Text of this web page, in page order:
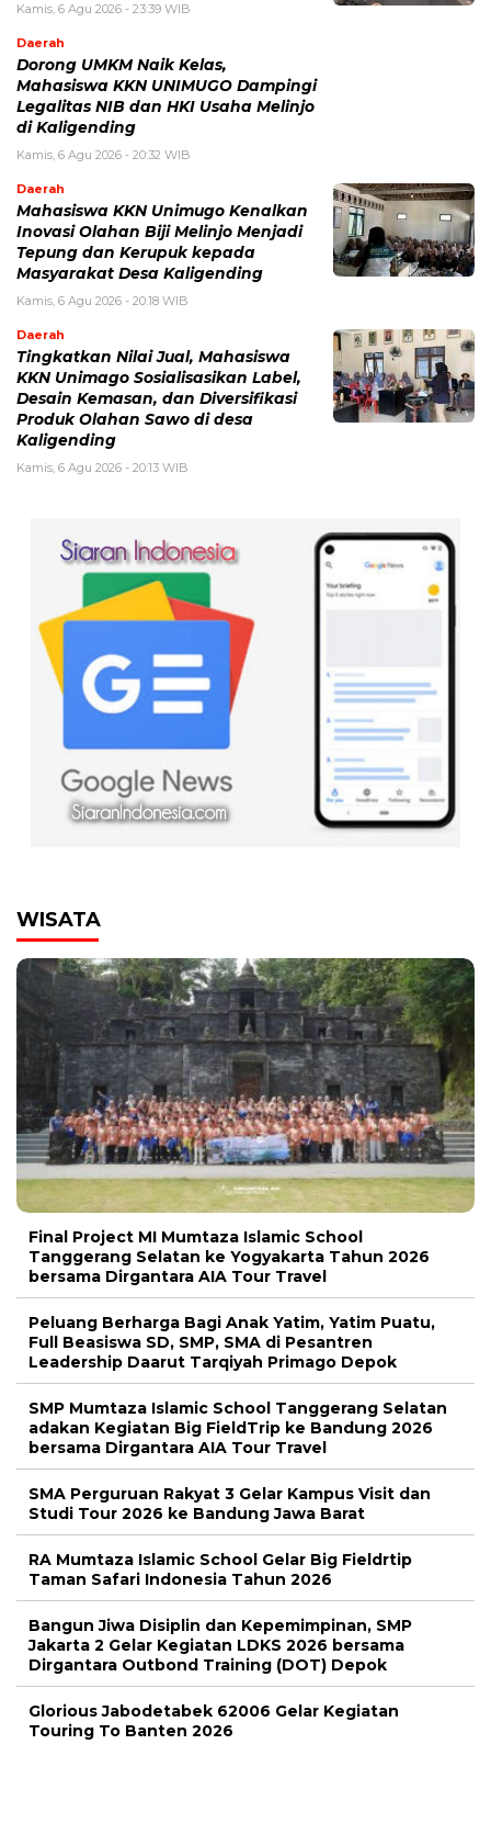
Kamis, 6 Agu 2026 - 23:39 WIB
Daerah
Dorong UMKM Naik Kelas,
Mahasiswa KKN UNIMUGO Dampingi
Legalitas NIB dan HKI Usaha Melinjo
di Kaligending
Kamis, 6 Agu 2026 - 20:32 WIB
Daerah
Mahasiswa KKN Unimugo Kenalkan
Inovasi Olahan Biji Melinjo Menjadi
Tepung dan Kerupuk kepada
Masyarakat Desa Kaligending
Kamis, 6 Agu 2026 - 20:18 WIB
Daerah
Tingkatkan Nilai Jual, Mahasiswa
KKN Unimago Sosialisasikan Label,
Desain Kemasan, dan Diversifikasi
Produk Olahan Sawo di desa
Kaligending
Kamis, 6 Agu 2026 - 20:13 WIB
WISATA
Final Project MI Mumtaza Islamic School
Tanggerang Selatan ke Yogyakarta Tahun 2026
bersama Dirgantara AIA Tour Travel
Peluang Berharga Bagi Anak Yatim, Yatim Puatu,
Full Beasiswa SD, SMP, SMA di Pesantren
Leadership Daarut Tarqiyah Primago Depok
SMP Mumtaza Islamic School Tanggerang Selatan
adakan Kegiatan Big FieldTrip ke Bandung 2026
bersama Dirgantara AIA Tour Travel
SMA Perguruan Rakyat 3 Gelar Kampus Visit dan
Studi Tour 2026 ke Bandung Jawa Barat
RA Mumtaza Islamic School Gelar Big Fieldrtip
Taman Safari Indonesia Tahun 2026
Bangun Jiwa Disiplin dan Kepemimpinan, SMP
Jakarta 2 Gelar Kegiatan LDKS 2026 bersama
Dirgantara Outbond Training (DOT) Depok
Glorious Jabodetabek 62006 Gelar Kegiatan
Touring To Banten 2026